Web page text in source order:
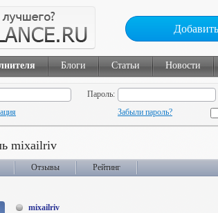
Блоги Статьи Новости
Пароль:
Забыли пароль?
mixailriv
Отзывы Рейтинг
mixailriv